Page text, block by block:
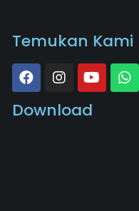
Temukan Kami
Download